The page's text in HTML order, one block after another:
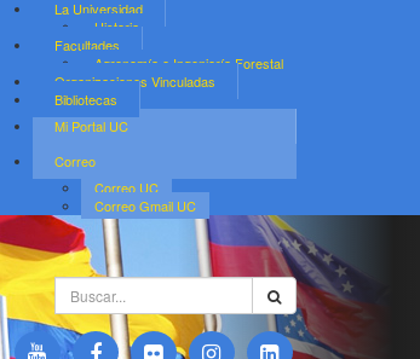
La Universidad
Historia
Facultades
Agronomía e Ingeniería Forestal
Organizaciones Vinculadas
Bibliotecas
Mi Portal UC
Correo
Correo UC
Correo Gmail UC
Buscar...